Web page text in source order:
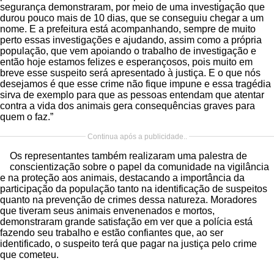
segurança demonstraram, por meio de uma investigação que
durou pouco mais de 10 dias, que se conseguiu chegar a um
nome. E a prefeitura está acompanhando, sempre de muito
perto essas investigações e ajudando, assim como a própria
população, que vem apoiando o trabalho de investigação e
então hoje estamos felizes e esperançosos, pois muito em
breve esse suspeito será apresentado à justiça. E o que nós
desejamos é que esse crime não fique impune e essa tragédia
sirva de exemplo para que as pessoas entendam que atentar
contra a vida dos animais gera consequências graves para
quem o faz.”
Continua após a publicidade..
Os representantes também realizaram uma palestra de
conscientização sobre o papel da comunidade na vigilância
e na proteção aos animais, destacando a importância da
participação da população tanto na identificação de suspeitos
quanto na prevenção de crimes dessa natureza. Moradores
que tiveram seus animais envenenados e mortos,
demonstraram grande satisfação em ver que a polícia está
fazendo seu trabalho e estão confiantes que, ao ser
identificado, o suspeito terá que pagar na justiça pelo crime
que cometeu.